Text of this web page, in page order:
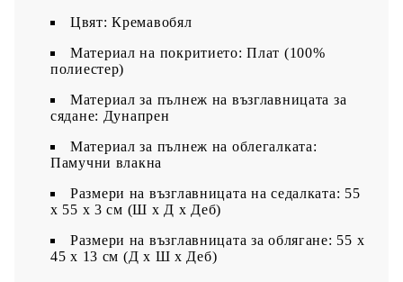
Цвят: Кремавобял
Материал на покритието: Плат (100%
полиестер)
Материал за пълнеж на възглавницата за
сядане: Дунапрен
Материал за пълнеж на облегалката:
Памучни влакна
Размери на възглавницата на седалката: 55
x 55 x 3 см (Ш x Д x Деб)
Размери на възглавницата за облягане: 55 x
45 x 13 см (Д х Ш x Деб)